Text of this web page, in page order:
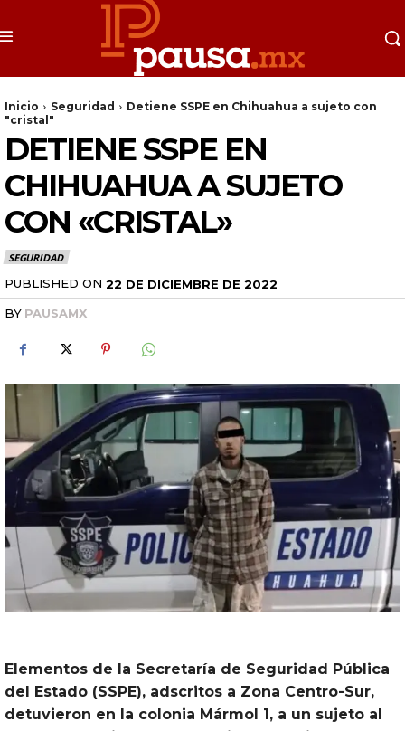
Inicio Seguridad
Detiene SSPE en Chihuahua a sujeto con
"cristal"
DETIENE SSPE EN
CHIHUAHUA A SUJETO
CON «CRISTAL»
SEGURIDAD
PUBLISHED ON 22 DE DICIEMBRE DE 2022
BY PAUSAMX
Elementos de la Secretaría de Seguridad Pública
del Estado (SSPE), adscritos a Zona Centro-Sur,
detuvieron en la colonia Mármol 1, a un sujeto al